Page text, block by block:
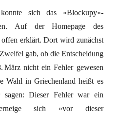
sich das »Block­upy«-
Auf der Homepage des
erklärt. Dort wird zunächst
gab, ob die Entscheidung
März nicht ein Fehler gewesen
in Griechenland heißt es
Dieser Fehler war ein
sich »vor dieser